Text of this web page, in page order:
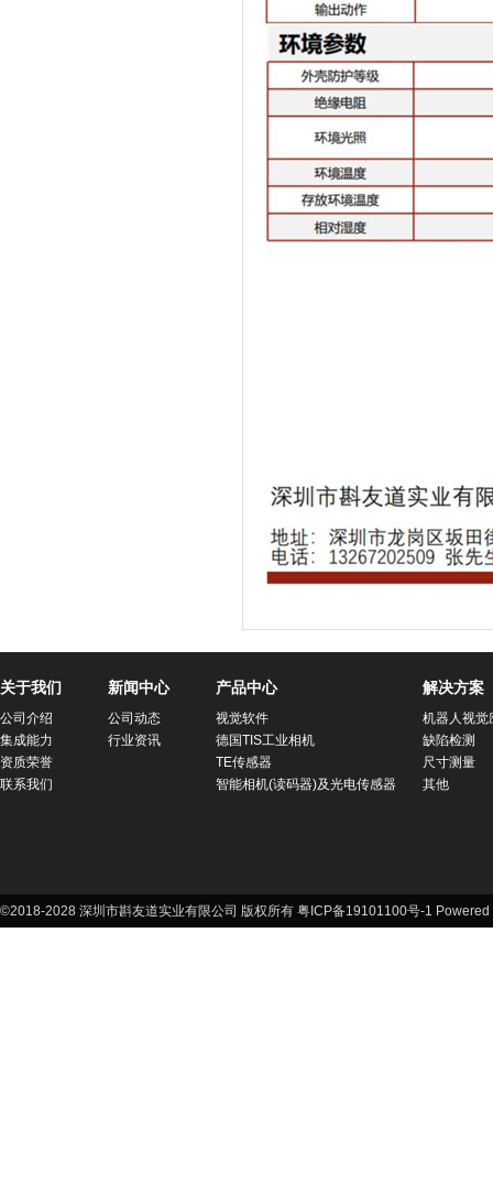
关于我们
公司介绍
集成能力
资质荣誉
联系我们
新闻中心
公司动态
行业资讯
产品中心
视觉软件
德国TIS工业相机
TE传感器
智能相机(读码器)及光电传感器
解决方案
机器人视觉
缺陷检测
尺寸测量
其他
©2018-2028 深圳市斟友道实业有限公司 版权所有 粤ICP备19101100号-1